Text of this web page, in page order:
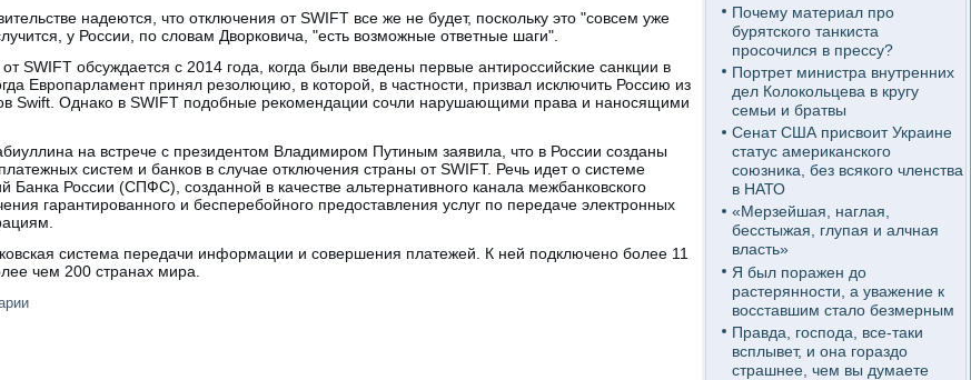
надеются, что отключения от SWIFT все же не будет, поскольку это "совсем уже
у России, по словам Дворковича, "есть возможные ответные шаги".
SWIFT обсуждается с 2014 года, когда были введены первые антироссийские санкции в
Европарламент принял резолюцию, в которой, в частности, призвал исключить Россию из
Swift. Однако в SWIFT подобные рекомендации сочли нарушающими права и наносящими
на встрече с президентом Владимиром Путиным заявила, что в России созданы
систем и банков в случае отключения страны от SWIFT. Речь идет о системе
России (СПФС), созданной в качестве альтернативного канала межбанковского
гарантированного и бесперебойного предоставления услуг по передаче электронных
система передачи информации и совершения платежей. К ней подключено более 11
чем 200 странах мира.
Почему материал про
бурятского танкиста
просочился в прессу?
Портрет министра внутренних
дел Колокольцева в кругу
семьи и братвы
Сенат США присвоит Украине
статус американского
союзника, без всякого членства
в НАТО
«Мерзейшая, наглая,
бесстыжая, глупая и алчная
власть»
Я был поражен до
растерянности, а уважение к
восставшим стало безмерным
Правда, господа, все-таки
всплывет, и она гораздо
страшнее, чем вы думаете